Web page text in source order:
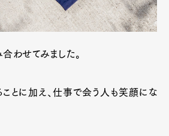
わせてみました。
とに加え、仕事で会う人も笑顔にな